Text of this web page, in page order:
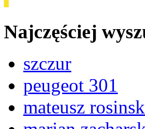
Najczęściej
szczur
peugeot 301
mateusz